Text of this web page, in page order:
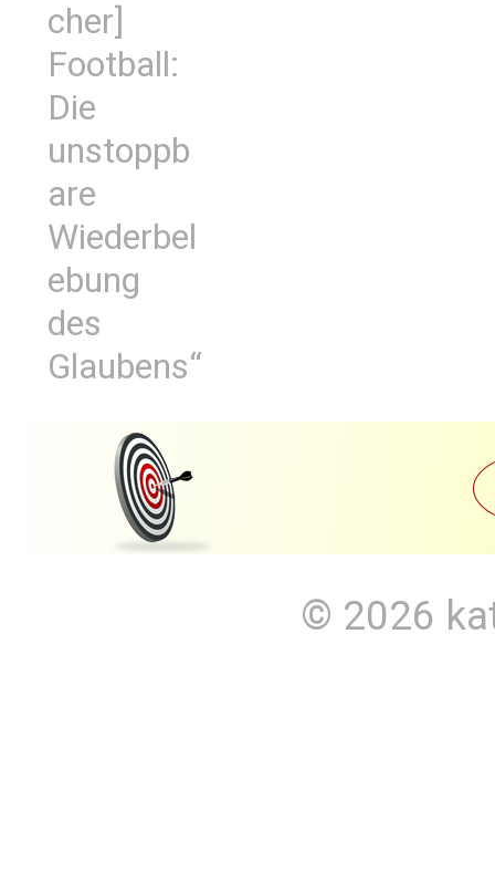
cher]
Football:
Die
unstoppb
are
Wiederbel
ebung
des
Glaubens“
© 2026